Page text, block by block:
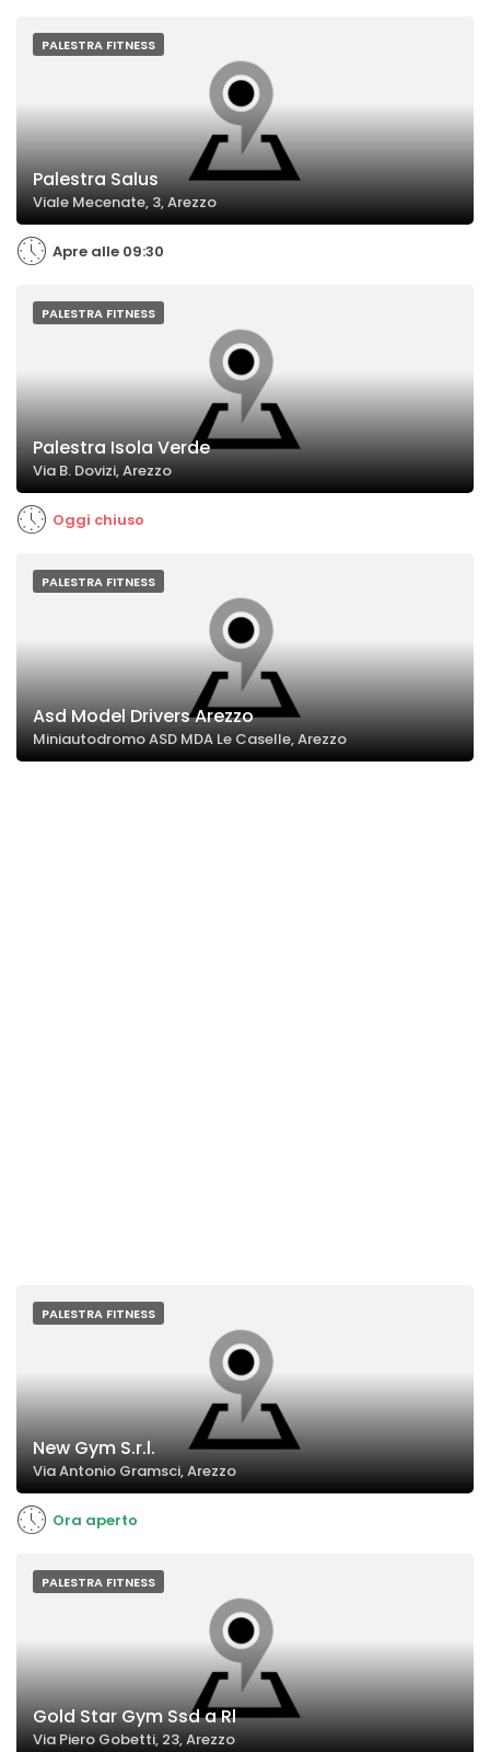
PALESTRA FITNESS
Palestra Salus
Viale Mecenate, 3, Arezzo
Apre alle 09:30
PALESTRA FITNESS
Palestra Isola Verde
Via B. Dovizi, Arezzo
Oggi chiuso
PALESTRA FITNESS
Asd Model Drivers Arezzo
Miniautodromo ASD MDA Le Caselle, Arezzo
PALESTRA FITNESS
New Gym S.r.l.
Via Antonio Gramsci, Arezzo
Ora aperto
PALESTRA FITNESS
Gold Star Gym Ssd a Rl
Via Piero Gobetti, 23, Arezzo